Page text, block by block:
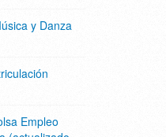
y Danza
Empleo